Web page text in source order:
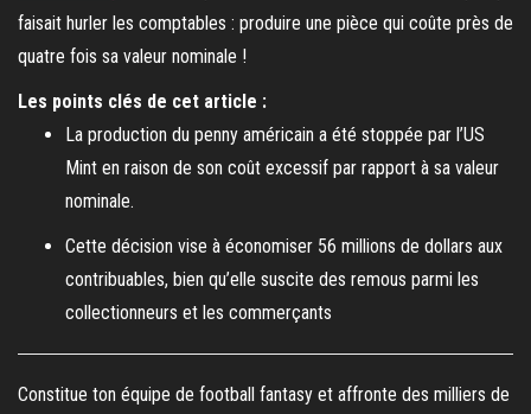
faisait hurler les comptables : produire une pièce qui coûte près de
quatre fois sa valeur nominale !
Les points clés de cet article :
La production du penny américain a été stoppée par l’US
Mint en raison de son coût excessif par rapport à sa valeur
nominale.
Cette décision vise à économiser 56 millions de dollars aux
contribuables, bien qu’elle suscite des remous parmi les
collectionneurs et les commerçants
Constitue ton équipe de football fantasy et affronte des milliers de